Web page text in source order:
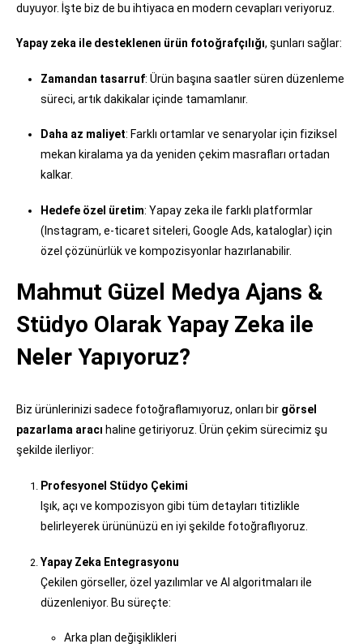
duyuyor. İşte biz de bu ihtiyaca en modern cevapları veriyoruz.
Yapay zeka ile desteklenen ürün fotoğrafçılığı, şunları sağlar:
Zamandan tasarruf: Ürün başına saatler süren düzenleme
süreci, artık dakikalar içinde tamamlanır.
Daha az maliyet: Farklı ortamlar ve senaryolar için fiziksel
mekan kiralama ya da yeniden çekim masrafları ortadan
kalkar.
Hedefe özel üretim: Yapay zeka ile farklı platformlar
(Instagram, e-ticaret siteleri, Google Ads, kataloglar) için
özel çözünürlük ve kompozisyonlar hazırlanabilir.
Mahmut Güzel Medya Ajans &
Stüdyo Olarak Yapay Zeka ile
Neler Yapıyoruz?
Biz ürünlerinizi sadece fotoğraflamıyoruz, onları bir görsel
pazarlama aracı haline getiriyoruz. Ürün çekim sürecimiz şu
şekilde ilerliyor:
Profesyonel Stüdyo Çekimi
Işık, açı ve kompozisyon gibi tüm detayları titizlikle
belirleyerek ürününüzü en iyi şekilde fotoğraflıyoruz.
Yapay Zeka Entegrasyonu
Çekilen görseller, özel yazılımlar ve AI algoritmaları ile
düzenleniyor. Bu süreçte:
Arka plan değişiklikleri